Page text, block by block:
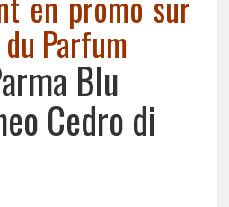
Parfum
Blu
Cedro di